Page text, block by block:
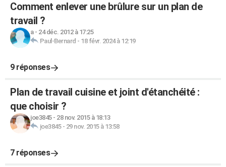
Comment enlever une brûlure sur un plan de
travail ?
a- 24 déc. 2012 à 17:25
Paul-Bernard - 18 févr. 2024 à 12:19
9 réponses
Plan de travail cuisine et joint d'étanchéité :
que choisir ?
joe3845- 28 nov. 2015 à 18:13
joe3845- 29 nov. 2015 à 13:58
7 réponses